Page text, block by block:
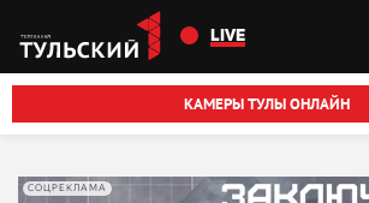
Перейти к основному содержанию
LIVE
КАМЕРЫ ТУЛЫ ОНЛАЙН
СОЦРЕКЛАМА